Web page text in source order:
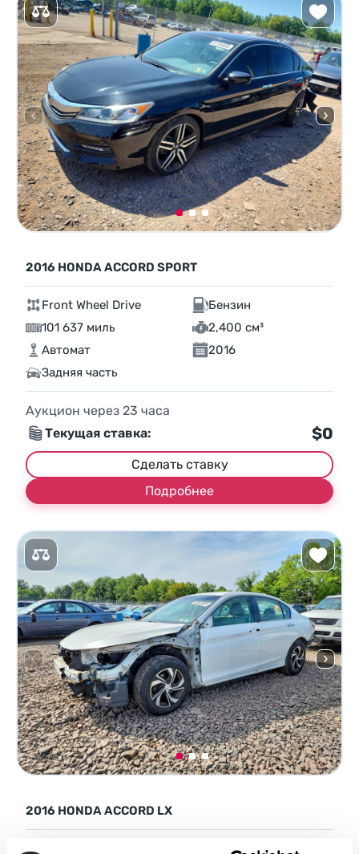
2016 HONDA ACCORD SPORT
Front Wheel Drive
Бензин
101 637 миль
2,400 см³
Автомат
2016
Задняя часть
Аукцион через 23 часа
Текущая ставка:
$0
Сделать ставку
Подробнее
2016 HONDA ACCORD LX
Бензин